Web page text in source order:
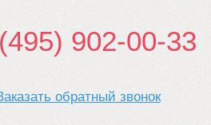
902-00-33
обратный звонок